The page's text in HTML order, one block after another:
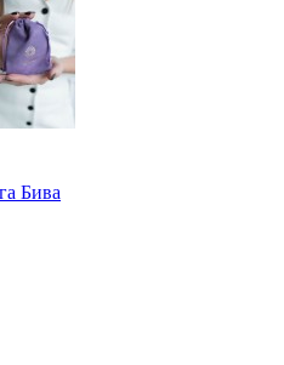
Бива